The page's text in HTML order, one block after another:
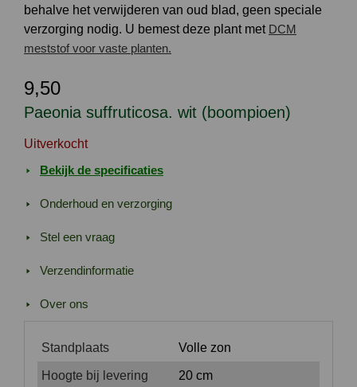
Paeonia suffruticosa. wit (boompioen)
behalve het verwijderen van oud blad, geen speciale
verzorging nodig. U bemest deze plant met DCM
meststof voor vaste planten.
9,50
Uitverkocht
Bekijk de specificaties
Onderhoud en verzorging
Stel een vraag
Verzendinformatie
Over ons
Standplaats Volle zon
Hoogte bij levering 20 cm